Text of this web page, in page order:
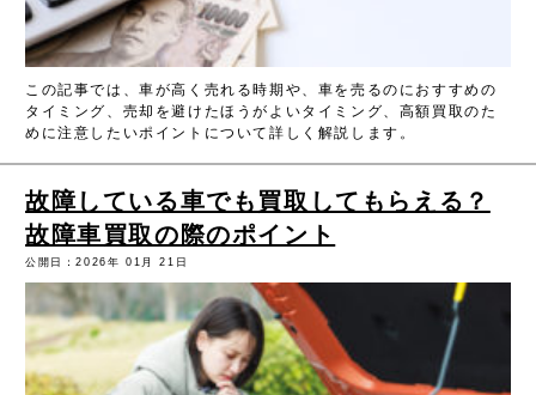
この記事では、車が高く売れる時期や、車を売るのにおすすめの
タイミング、売却を避けたほうがよいタイミング、高額買取のた
めに注意したいポイントについて詳しく解説します。
故障している車でも買取してもらえる？
故障車買取の際のポイント
公開日：2026年 01月 21日